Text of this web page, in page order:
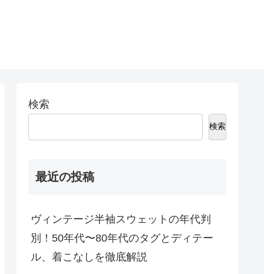
検索
検索
最近の投稿
ヴィンテージ半袖スウェットの年代判
別！50年代〜80年代のタグとディテー
ル、着こなしを徹底解説